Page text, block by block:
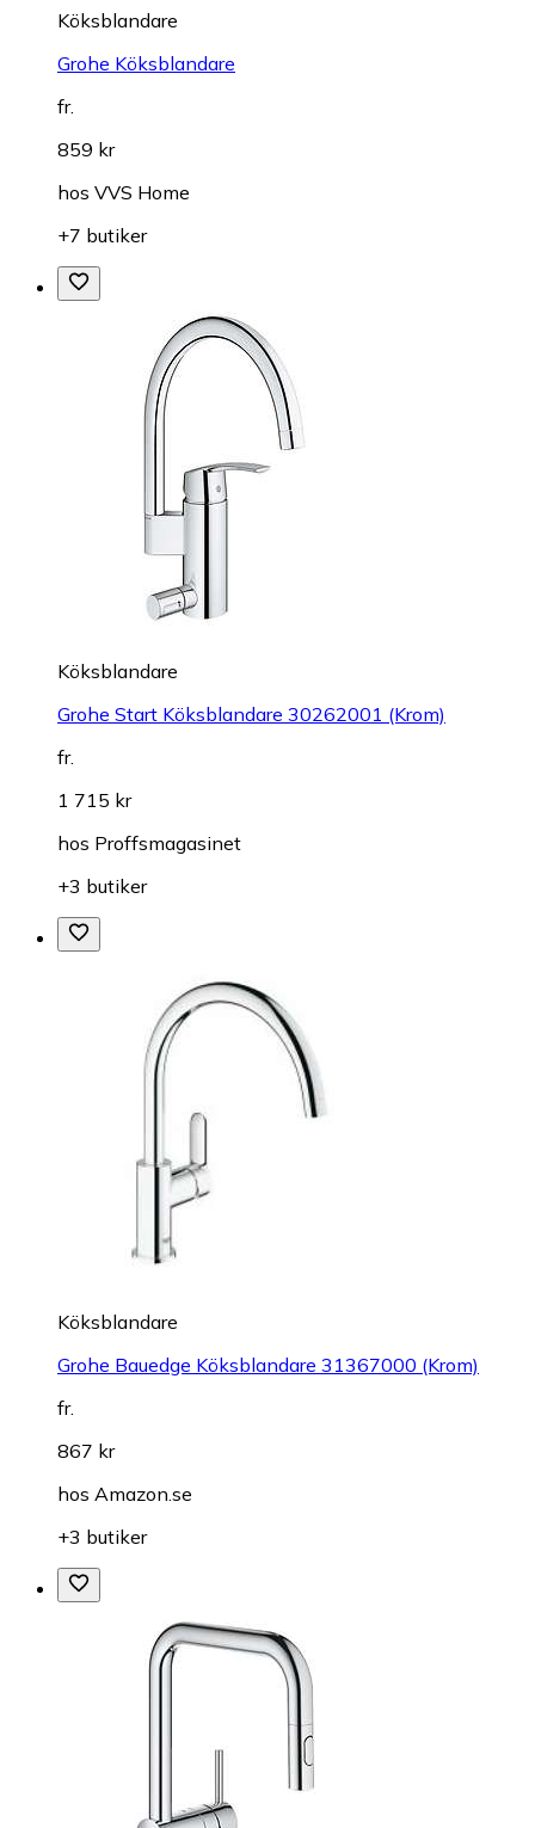
Köksblandare
Grohe Köksblandare
fr.
859 kr
hos VVS Home
+7 butiker
Köksblandare
Grohe Start Köksblandare 30262001 (Krom)
fr.
1 715 kr
hos Proffsmagasinet
+3 butiker
Köksblandare
Grohe Bauedge Köksblandare 31367000 (Krom)
fr.
867 kr
hos Amazon.se
+3 butiker